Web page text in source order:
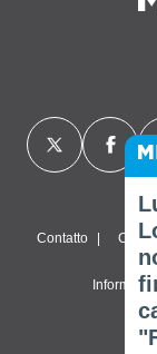
Contatto Chi
©